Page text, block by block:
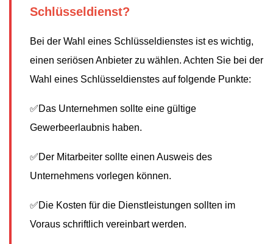
Schlüsseldienst?
Bei der Wahl eines Schlüsseldienstes ist es wichtig,
einen seriösen Anbieter zu wählen. Achten Sie bei der
Wahl eines Schlüsseldienstes auf folgende Punkte:
✅Das Unternehmen sollte eine gültige
Gewerbeerlaubnis haben.
✅Der Mitarbeiter sollte einen Ausweis des
Unternehmens vorlegen können.
✅Die Kosten für die Dienstleistungen sollten im
Voraus schriftlich vereinbart werden.